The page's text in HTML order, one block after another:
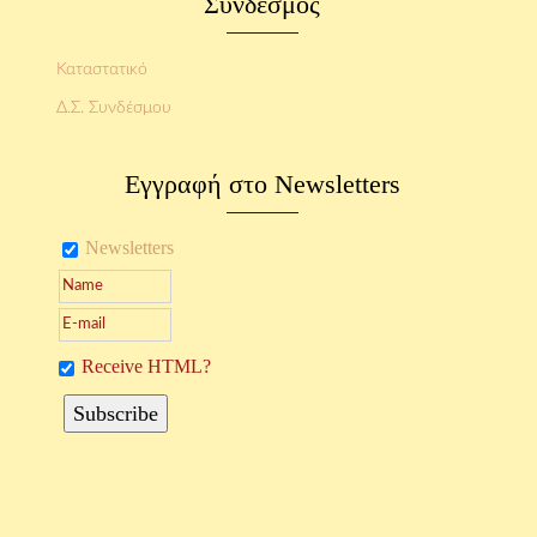
Καταστατικό
Δ.Σ. Συνδέσμου
Εγγραφή στο Newsletters
Newsletters
Receive HTML?